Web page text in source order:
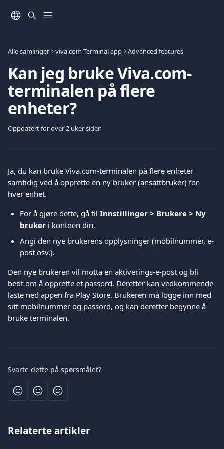
Alle samlinger viva.com Terminal app Advanced features
Kan jeg bruke Viva.com-
terminalen på flere
enheter?
Oppdatert for over 2 uker siden
Ja, du kan bruke Viva.com-terminalen på flere enheter
samtidig ved å opprette en ny bruker (ansattbruker) for
hver enhet.
For å gjøre dette, gå til Innstillinger > Brukere > Ny
bruker i kontoen din.
Angi den nye brukerens opplysninger (mobilnummer, e-
post osv.).
Den nye brukeren vil motta en aktiverings-e-post og bli
bedt om å opprette et passord. Deretter kan vedkommende
laste ned appen fra Play Store. Brukeren må logge inn med
sitt mobilnummer og passord, og kan deretter begynne å
bruke terminalen.
Svarte dette på spørsmålet?
Relaterte artikler